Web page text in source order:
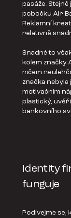
pasáže. Stejně
pobočku Air
Reklamní
relativně
Snadné to
kolem značky
ničem
značka
motivačním
plastický,
bankovního
Identity
funguje
Podívejme se,